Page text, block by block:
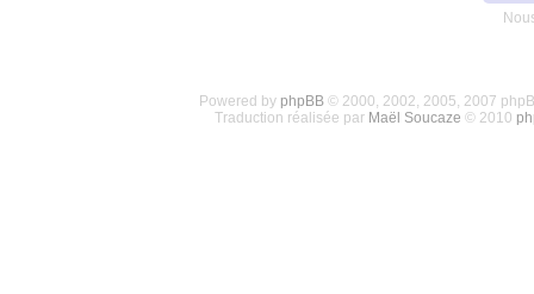
Powered by phpBB© 2000, 2002, 2005, 2007
Traduction réalisée par Maël Soucaze © 2010